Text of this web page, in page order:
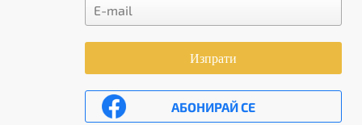
Изпрати
АБОНИРАЙ СЕ